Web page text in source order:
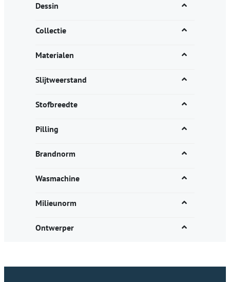
Dessin
Collectie
Materialen
Slijtweerstand
Stofbreedte
Pilling
Brandnorm
Wasmachine
Milieunorm
Ontwerper